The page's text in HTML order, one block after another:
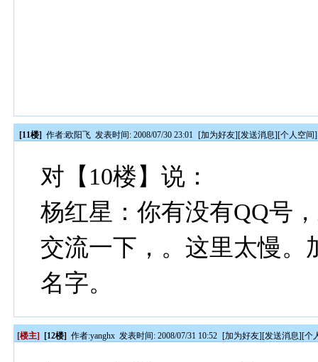
[11楼] 作者:欧阳飞 发表时间: 2008/07/30 23:01 [加为好友][发送消息][个人空间]
对【10楼】说：
杨红星：你有没有QQ号
交流一下，。这里太慢。
名字。
[楼主] [12楼] 作者:yanghx 发表时间: 2008/07/31 10:52 [加为好友][发送消息][个